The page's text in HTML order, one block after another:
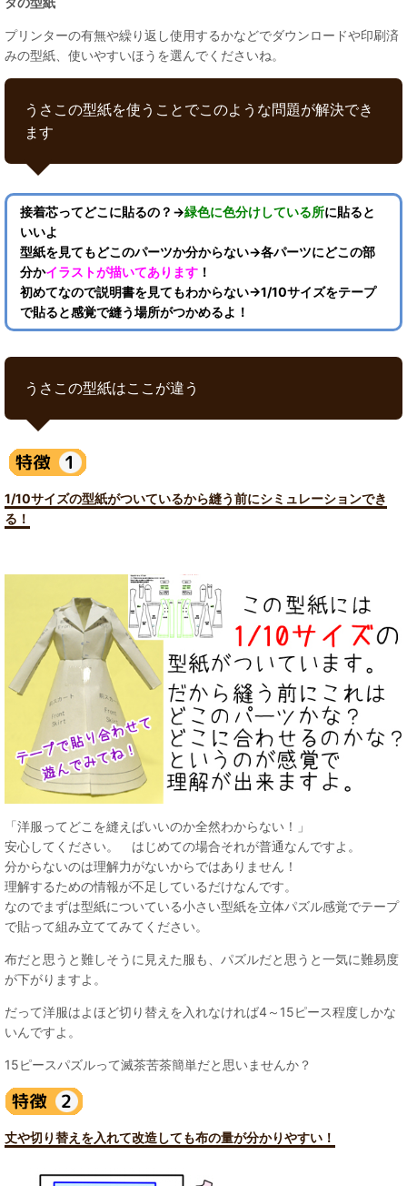
プリンターの有無や繰り返し使用するかなどでダウンロードや印刷済
みの型紙、使いやすいほうを選んでくださいね。
うさこの型紙を使うことでこのような問題が解決でき
ます
接着芯ってどこに貼るの？→緑色に色分けしている所に貼ると
いいよ
型紙を見てもどこのパーツか分からない→各パーツにどこの部
分かイラストが描いてあります ！
初めてなので説明書を見てもわからない→1/10サイズをテープ
で貼ると感覚で縫う場所がつかめるよ！
うさこの型紙はここが違う
1/10サイズの型紙がついているから縫う前にシミュレーションでき
る！
「洋服ってどこを縫えばいいのか全然わからない！」
安心してください。 はじめての場合それが普通なんですよ。
分からないのは理解力がないからではありません！
理解するための情報が不足しているだけなんです。
なのでまずは型紙についている小さい型紙を立体パズル感覚でテープ
で貼って組み立ててみてください。
布だと思うと難しそうに見えた服も、パズルだと思うと一気に難易度
が下がりますよ。
だって洋服はよほど切り替えを入れなければ4～15ピース程度しかな
いんですよ。
15ピースパズルって滅茶苦茶簡単だと思いませんか？
丈や切り替えを入れて改造しても布の量が分かりやすい！